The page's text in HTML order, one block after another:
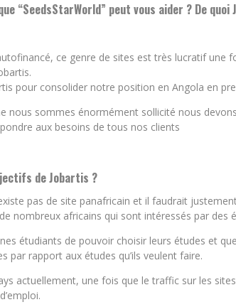
“SeedsStarWorld” peut vous aider ? De
ce genre de sites est très lucratif une
pour consolider notre position en Angola en
nous sommes énormément sollicité nous
aux besoins de tous nos clients
de Jobartis ?
pas de site panafricain et il faudrait
nombreux africains qui sont intéressés par des
étudiants de pouvoir choisir leurs études et
par rapport aux études qu’ils veulent faire.
actuellement, une fois que le traffic sur les